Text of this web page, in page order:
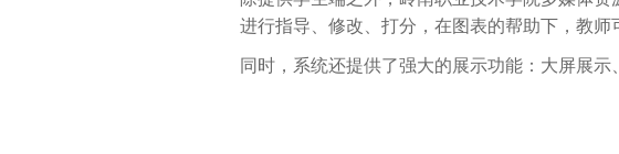
进行指导、修改、打分，在图表的帮助下，教师
同时，系统还提供了强大的展示功能：大屏展